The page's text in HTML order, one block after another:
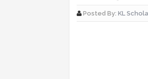
Posted By: KL